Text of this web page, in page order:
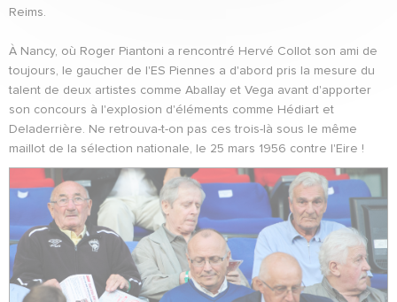
Reims.
À Nancy, où Roger Piantoni a rencontré Hervé Collot son ami de
toujours, le gaucher de l'ES Piennes a d'abord pris la mesure du
talent de deux artistes comme Aballay et Vega avant d'apporter
son concours à l'explosion d'éléments comme Hédiart et
Deladerrière. Ne retrouva-t-on pas ces trois-là sous le même
maillot de la sélection nationale, le 25 mars 1956 contre l'Eire !